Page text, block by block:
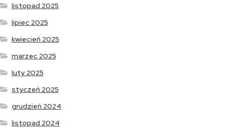
listopad 2025
lipiec 2025
kwiecień 2025
marzec 2025
luty 2025
styczeń 2025
grudzień 2024
listopad 2024